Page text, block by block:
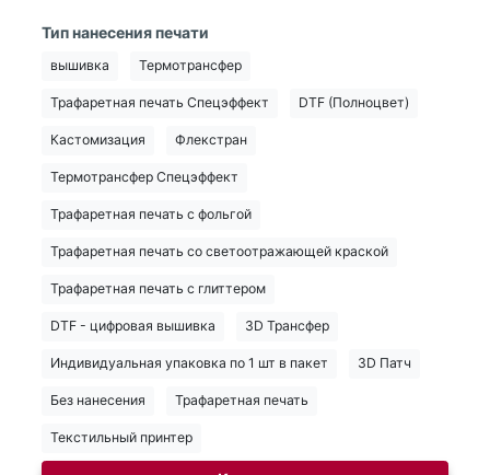
Тип нанесения печати
вышивка Термотрансфер
Трафаретная печать Спецэффект DTF (Полноцвет)
Кастомизация Флекстран
Термотрансфер Спецэффект
Трафаретная печать с фольгой
Трафаретная печать со светоотражающей краской
Трафаретная печать с глиттером
DTF - цифровая вышивка 3D Трансфер
Индивидуальная упаковка по 1 шт в пакет 3D Патч
Без нанесения Трафаретная печать
Текстильный принтер